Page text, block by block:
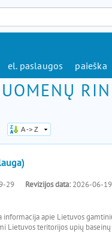
el. paslaugos paieška